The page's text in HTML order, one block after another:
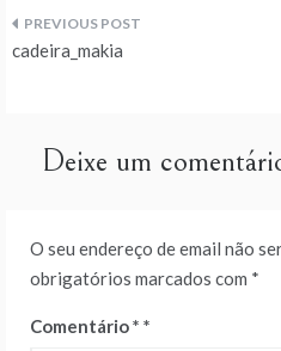
Navegação
artigos
cadeira_makia
Deixe um
O seu endereço de email não
obrigatórios marcados com *
Comentário*